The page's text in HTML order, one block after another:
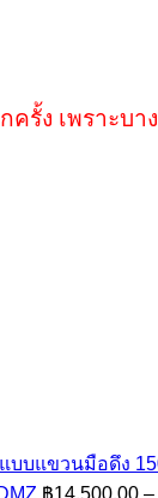
รั้ง เพราะบ
บบแขวนมือดึง
฿14,500.00 –